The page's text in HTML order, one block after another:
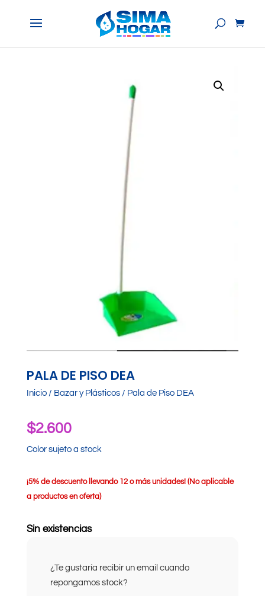
PALA DE PISO DEA
Inicio/ Bazar y Plásticos/ Pala de Piso DEA
$2.600
Color sujeto a stock
¡5% de descuento llevando 12 o más unidades! (No aplicable
a productos en oferta)
Sin existencias
¿Te gustaría recibir un email cuando
repongamos stock?